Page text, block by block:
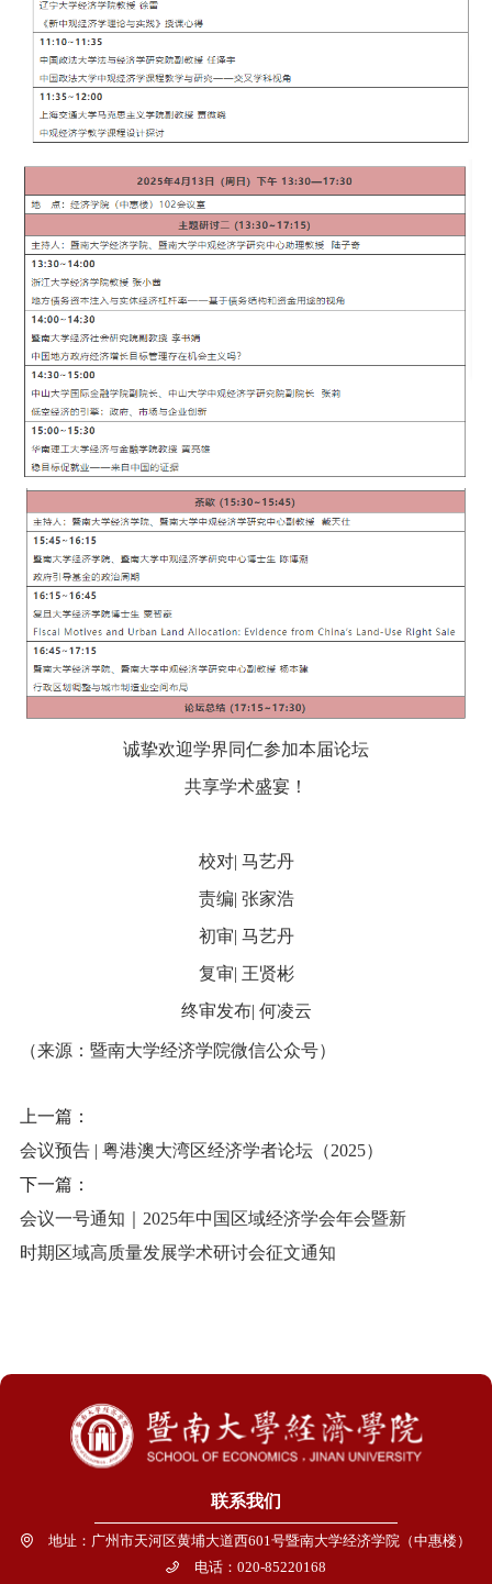
诚挚欢迎学界同仁参加本届论坛
共享学术盛宴！
校对| 马艺丹
责编| 张家浩
初审| 马艺丹
复审| 王贤彬
终审发布| 何凌云
（来源：暨南大学经济学院微信公众号）
上一篇：
会议预告 | 粤港澳大湾区经济学者论坛（2025）
下一篇：
会议一号通知｜2025年中国区域经济学会年会暨新
时期区域高质量发展学术研讨会征文通知
联系我们
地址：广州市天河区黄埔大道西601号暨南大学经济学院（中惠楼）
电话：020-85220168